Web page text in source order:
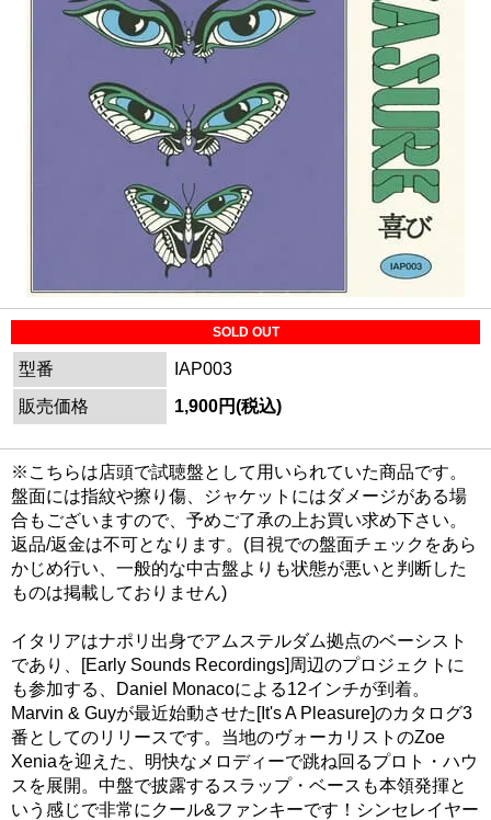
SOLD OUT
型番
IAP003
販売価格
1,900円(税込)
※こちらは店頭で試聴盤として用いられていた商品です。
盤面には指紋や擦り傷、ジャケットにはダメージがある場
合もございますので、予めご了承の上お買い求め下さい。
返品/返金は不可となります。(目視での盤面チェックをあら
かじめ行い、一般的な中古盤よりも状態が悪いと判断した
ものは掲載しておりません)
イタリアはナポリ出身でアムステルダム拠点のベーシスト
であり、[Early Sounds Recordings]周辺のプロジェクトに
も参加する、Daniel Monacoによる12インチが到着。
Marvin & Guyが最近始動させた[It's A Pleasure]のカタログ3
番としてのリリースです。当地のヴォーカリストのZoe
Xeniaを迎えた、明快なメロディーで跳ね回るプロト・ハウ
スを展開。中盤で披露するスラップ・ベースも本領発揮と
いう感じで非常にクール&ファンキーです！シンセレイヤー